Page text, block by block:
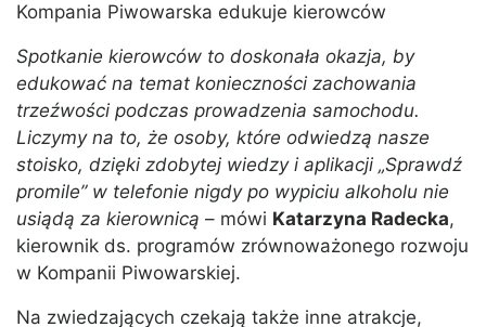
Kompania Piwowarska edukuje kierowców
Spotkanie kierowców to doskonała okazja, by
edukować na temat konieczności zachowania
trzeźwości podczas prowadzenia samochodu.
Liczymy na to, że osoby, które odwiedzą nasze
stoisko, dzięki zdobytej wiedzy i aplikacji „Sprawdź
promile” w telefonie nigdy po wypiciu alkoholu nie
usiądą za kierownicą – mówi Katarzyna Radecka,
kierownik ds. programów zrównoważonego rozwoju
w Kompanii Piwowarskiej.
Na zwiedzających czekają także inne atrakcje,